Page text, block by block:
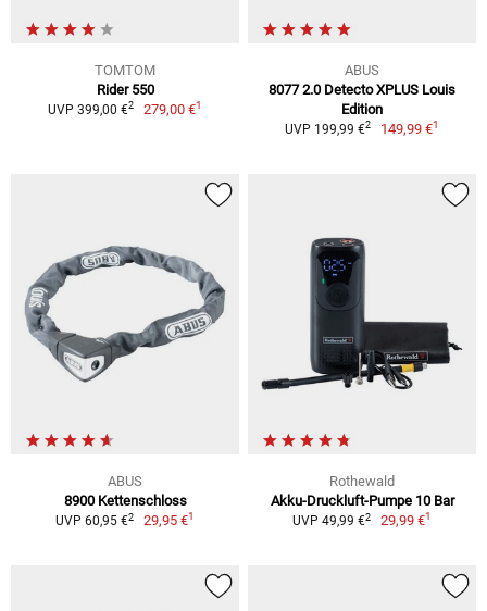
TOMTOM
Rider 550
UVP 399,00 €2 279,00 €1
ABUS
8077 2.0 Detecto XPLUS Louis
Edition
UVP 199,99 €2 149,99 €1
ABUS
8900 Kettenschloss
UVP 60,95 €2 29,95 €1
Rothewald
Akku-Druckluft-Pumpe 10 Bar
UVP 49,99 €2 29,99 €1